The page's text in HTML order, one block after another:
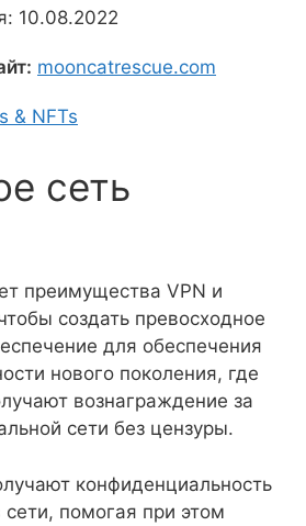
10.08.2022
mooncatrescue.com
& NFTs
сеть
преимущества VPN и
создать превосходное
для обеспечения
нового поколения, где
вознаграждение за
сети без цензуры.
конфиденциальность
помогая при этом